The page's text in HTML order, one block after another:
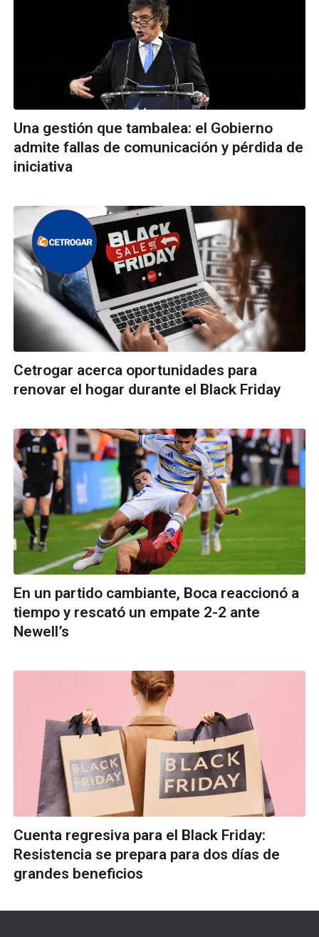
Una gestión que tambalea: el Gobierno
admite fallas de comunicación y pérdida de
iniciativa
Cetrogar acerca oportunidades para
renovar el hogar durante el Black Friday
En un partido cambiante, Boca reaccionó a
tiempo y rescató un empate 2-2 ante
Newell’s
Cuenta regresiva para el Black Friday:
Resistencia se prepara para dos días de
grandes beneficios